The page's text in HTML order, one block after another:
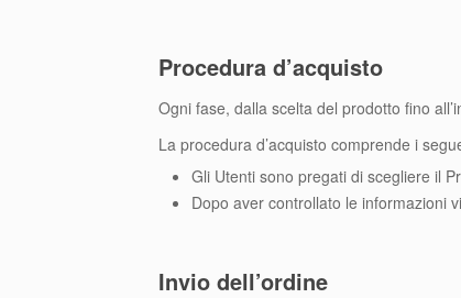
Procedura d’acquisto
Ogni fase, dalla scelta del prodotto fino
La procedura d’acquisto comprende i
Gli Utenti sono pregati di scegliere il
Dopo aver controllato le informazioni
Invio dell’ordine